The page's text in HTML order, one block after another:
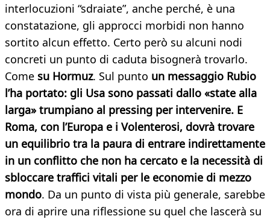
interlocuzioni “sdraiate”, anche perché, è una
constatazione, gli approcci morbidi non hanno
sortito alcun effetto. Certo però su alcuni nodi
concreti un punto di caduta bisognerà trovarlo.
Come su Hormuz. Sul punto un messaggio Rubio
l’ha portato: gli Usa sono passati dallo «state alla
larga» trumpiano al pressing per intervenire. E
Roma, con l’Europa e i Volenterosi, dovrà trovare
un equilibrio tra la paura di entrare indirettamente
in un conflitto che non ha cercato e la necessità di
sbloccare traffici vitali per le economie di mezzo
mondo. Da un punto di vista più generale, sarebbe
ora di aprire una riflessione su quel che lascerà su